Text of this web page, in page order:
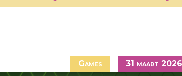
Games 31 maart 2026